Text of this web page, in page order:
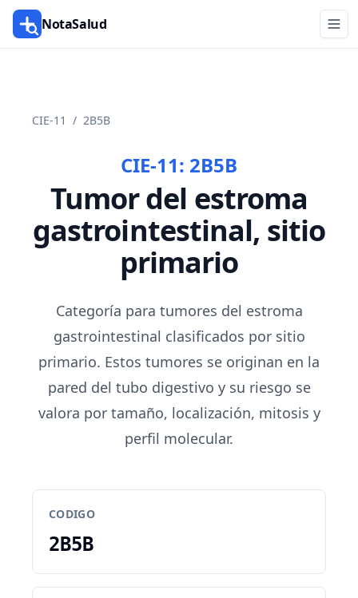
NotaSalud
CIE-11 / 2B5B
CIE-11: 2B5B
Tumor del estroma
gastrointestinal, sitio
primario
Categoría para tumores del estroma
gastrointestinal clasificados por sitio
primario. Estos tumores se originan en la
pared del tubo digestivo y su riesgo se
valora por tamaño, localización, mitosis y
perfil molecular.
CODIGO
2B5B